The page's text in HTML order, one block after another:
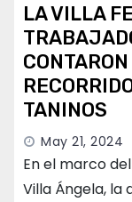
LA VILLA
TANINOS
May 21, 2024
En el marco
Villa Ángela, la